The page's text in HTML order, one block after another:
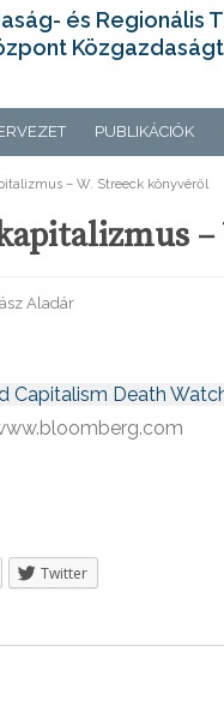
és Regionális
PUBLIKÁCIÓK
– W. Streeck könyvéről
Aladár
Capitalism Death
Twitter